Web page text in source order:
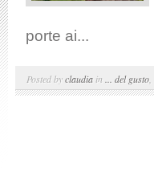
porte ai...
Posted byclaudia in ... del gusto